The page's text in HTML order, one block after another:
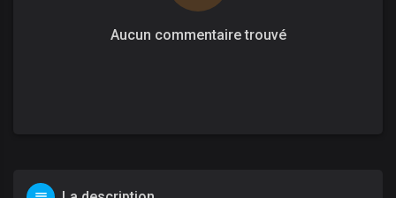
Aucun commentaire trouvé